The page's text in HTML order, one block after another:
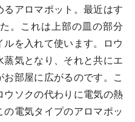
るアロマポット。最近はす
。これは上部の皿の部分
を入れて使います。ロウ
気となり、それと共にエ
部屋に広がるのです。こ
ウソクの代わりに電気の熱
電気タイプのアロマポッ